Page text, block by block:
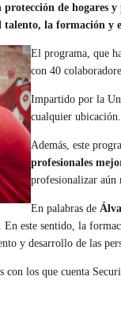
protección de hogares
talento, la formación y
El programa, que
con 40
Impartido por la
cualquier ubicación.
Además, este
profesionales
profesionalizar aún
En palabras de
este sentido, la
y desarrollo de las
los que cuenta